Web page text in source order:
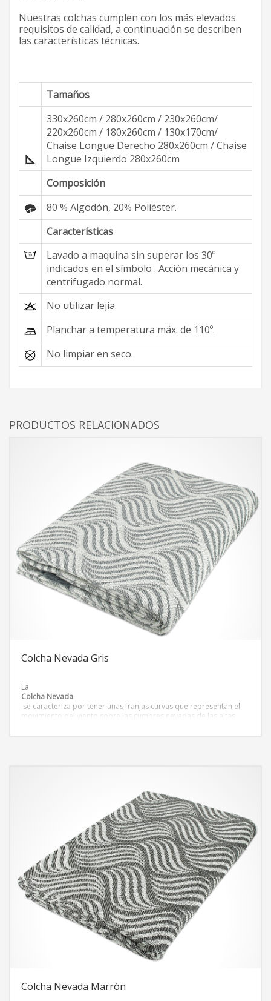
Nuestras colchas cumplen con los más elevados
requisitos de calidad, a continuación se describen
las características técnicas.
Tamaños
330x260cm / 280x260cm / 230x260cm/
220x260cm / 180x260cm / 130x170cm/
Chaise Longue Derecho 280x260cm / Chaise
Longue Izquierdo 280x260cm
Composición
80 % Algodón, 20% Poliéster.
Características
Lavado a maquina sin superar los 30º
indicados en el símbolo . Acción mecánica y
centrifugado normal.
No utilizar lejía.
Planchar a temperatura máx. de 110º.
No limpiar en seco.
PRODUCTOS RELACIONADOS
Colcha Nevada Gris
La
Colcha Nevada
se caracteriza por tener unas franjas curvas que representan el
movimiento del viento sobre las cumbres nevadas de las altas
Colcha Nevada Marrón